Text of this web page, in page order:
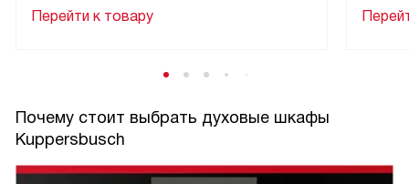
Перейти к товару
Почему стоит выбрать духовые шкафы
Kuppersbusch